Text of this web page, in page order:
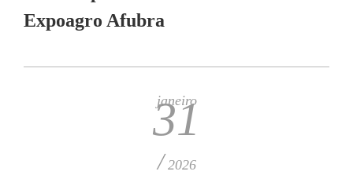
Expoagro Afubra
janeiro
31
/ 2026